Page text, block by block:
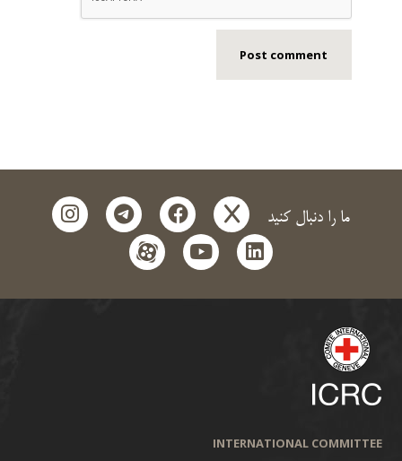
ما را دنبال کنید x
facebook
telegram
instagram
linkedin
youtube
aparat
INTERNATIONAL COMMITTEE